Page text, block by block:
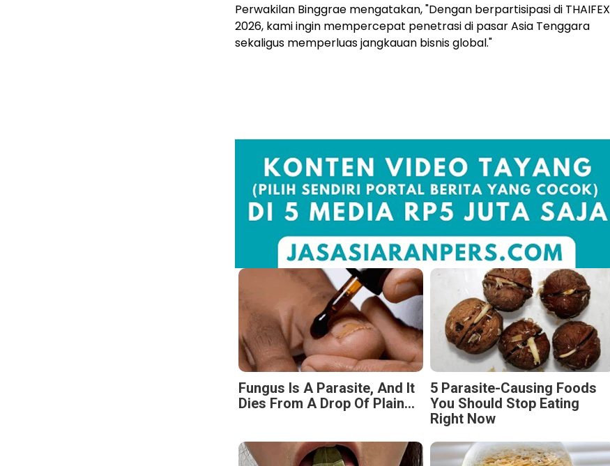
Perwakilan Binggrae mengatakan, "Dengan berpartisipasi di THAIFEX
2026, kami ingin mempercepat penetrasi di pasar Asia Tenggara
sekaligus memperluas jangkauan bisnis global."
Fungus Is A Parasite, And It
Dies From A Drop Of Plain...
5 Parasite-Causing Foods
You Should Stop Eating
Right Now